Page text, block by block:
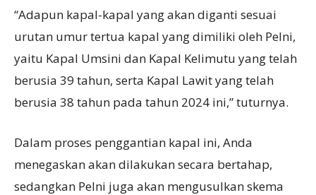
“Adapun kapal-kapal yang akan diganti sesuai
urutan umur tertua kapal yang dimiliki oleh Pelni,
yaitu Kapal Umsini dan Kapal Kelimutu yang telah
berusia 39 tahun, serta Kapal Lawit yang telah
berusia 38 tahun pada tahun 2024 ini,” tuturnya.
Dalam proses penggantian kapal ini, Anda
menegaskan akan dilakukan secara bertahap,
sedangkan Pelni juga akan mengusulkan skema